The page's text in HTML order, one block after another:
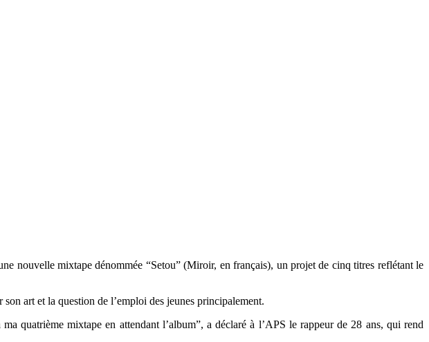
nouvelle mixtape dénommée “Setou” (Miroir, en français), un projet de cinq titres reflétant le
art et la question de l’emploi des jeunes principalement.
quatrième mixtape en attendant l’album”, a déclaré à l’APS le rappeur de 28 ans, qui rend